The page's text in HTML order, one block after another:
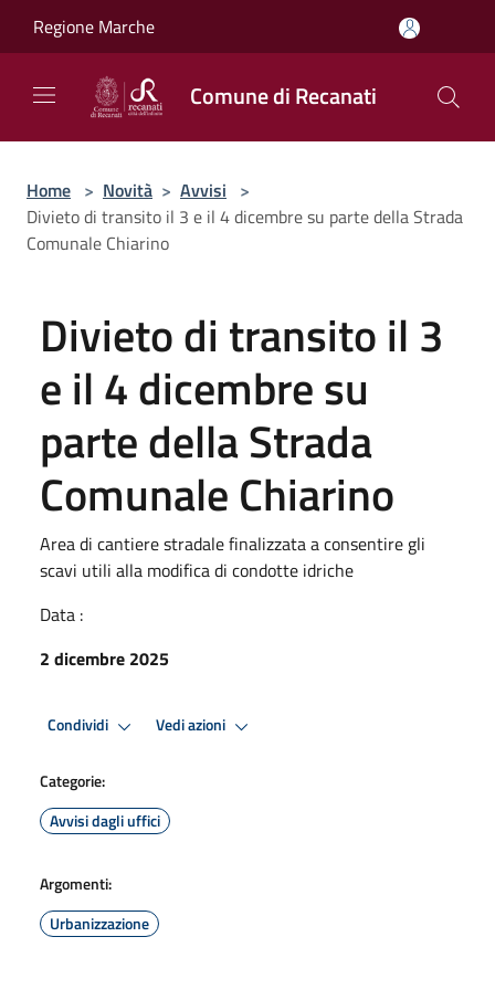
Regione Marche
Comune di Recanati
Home > Novità > Avvisi >
Divieto di transito il 3 e il 4 dicembre su parte della Strada
Comunale Chiarino
Divieto di transito il 3
e il 4 dicembre su
parte della Strada
Comunale Chiarino
Area di cantiere stradale finalizzata a consentire gli
scavi utili alla modifica di condotte idriche
Data :
2 dicembre 2025
Condividi Vedi azioni
Categorie:
Avvisi dagli uffici
Argomenti:
Urbanizzazione